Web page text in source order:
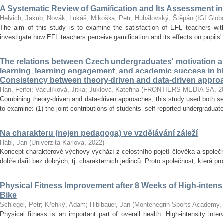
A Systematic Review of Gamification and Its Assessment
Helvich, Jakub; Novák, Lukáš; Mikoška, Petr; Hubálovský, Štěpán ( IGI
The aim of this study is to examine the satisfaction of EFL teachers
investigate how EFL teachers perceive gamification and its effects on
The relations between Czech undergraduates' motivation
learning, learning engagement, and academic success in
Consistency between theory-driven and data-driven
Han, Feifei; Vaculíková, Jitka; Juklová, Kateřina (FRONTIERS MEDIA SA,
Combining theory-driven and data-driven approaches, this study used both
to examine: (1) the joint contributions of students’ self-reported
Na charakteru (nejen pedagoga) ve vzdělávání záleží
Hábl, Jan (Univerzita Karlova, 2022)
Koncept charakterové výchovy vychází z celostního pojetí člověka a
dobře dařit bez dobrých, tj. charakterních jedinců. Proto společnost, která
Physical Fitness Improvement after 8 Weeks of High-
Bike
Schlegel, Petr; Křehký, Adam; Hiblbauer, Jan (Montenegrin Sports Academy,
Physical fitness is an important part of overall health. High-intensity